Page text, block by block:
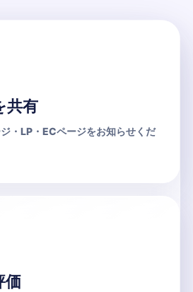
共有
・LP・ECページをお知らせくだ
価